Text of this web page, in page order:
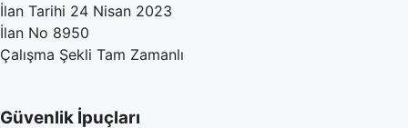
İlan Tarihi 24 Nisan 2023
İlan No 8950
Çalışma Şekli Tam Zamanlı
Güvenlik İpuçları